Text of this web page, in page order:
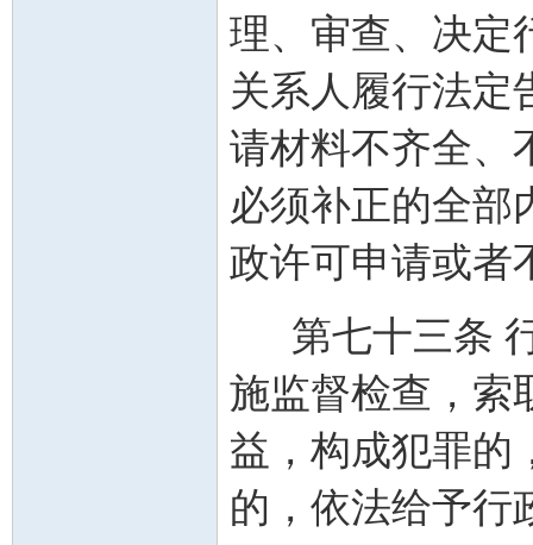
理、审查、决定
关系人履行法定
请材料不齐全、
必须补正的全部
政许可申请或
第七十三条 行
施监督检查，索
益，构成犯罪的
的，依法给予行